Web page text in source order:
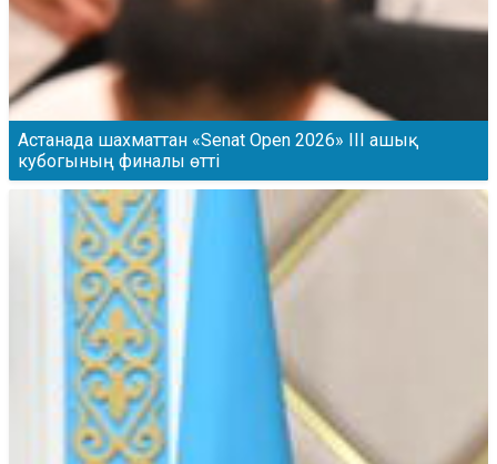
Астанада шахматтан «Senat Open 2026» ІІІ ашық
кубогының финалы өтті